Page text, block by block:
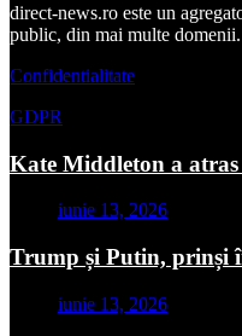
direct-news.ro este un
public, din mai multe domenii.
Confidentialitate
GDPR
Kate Middleton a
iunie 13, 2026
Trump și Putin, prinși
iunie 13, 2026